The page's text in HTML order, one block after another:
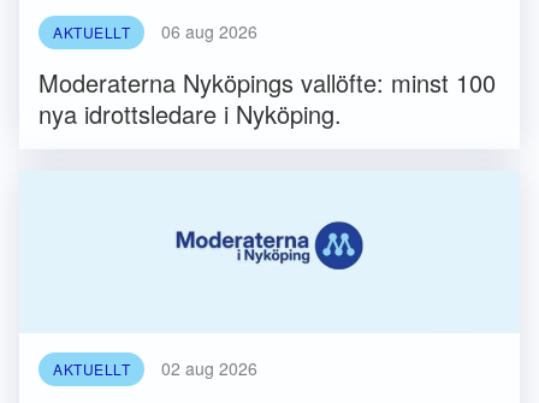
AKTUELLT 06 aug 2026
Moderaterna Nyköpings vallöfte: minst 100
nya idrottsledare i Nyköping.
AKTUELLT 02 aug 2026